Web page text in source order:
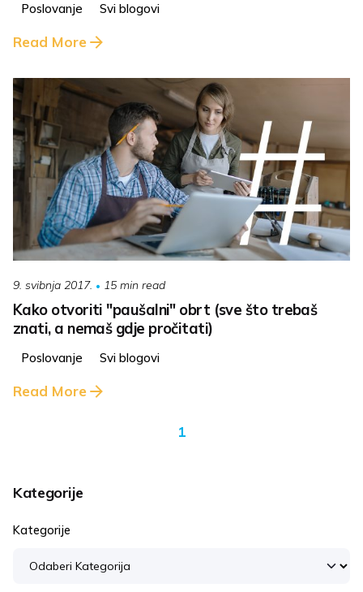
Poslovanje Svi blogovi
Read More
9. svibnja 2017. 15 min read
Kako otvoriti "paušalni" obrt (sve što trebaš
znati, a nemaš gdje pročitati)
Poslovanje Svi blogovi
Read More
1
Kategorije
Kategorije